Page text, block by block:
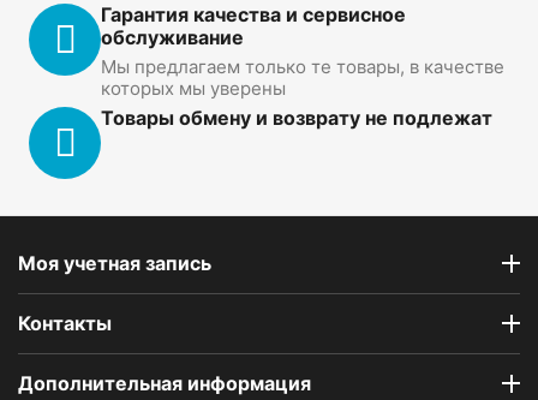
Гарантия качества и сервисное
обслуживание
Мы предлагаем только те товары, в качестве
которых мы уверены
Товары обмену и возврату не подлежат
Моя учетная запись
Контакты
Дополнительная информация